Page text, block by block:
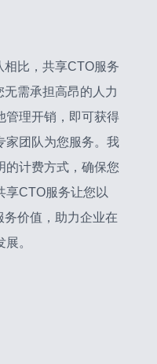
比，共享CTO服务
需承担高昂的人力
管理开销，即可获得
家团队为您服务。我
的计费方式，确保您
享CTO服务让您以
价值，助力企业在
。